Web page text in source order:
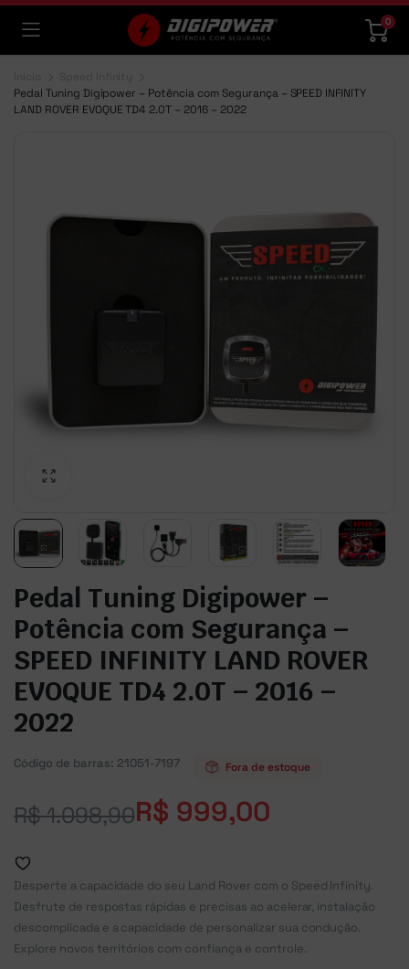
0
Pedal Tuning Digipower – Potência com Segurança – SPEED INFINITY
LAND ROVER EVOQUE TD4 2.0T – 2016 – 2022
Pedal Tuning Digipower –
Potência com Segurança –
SPEED INFINITY LAND ROVER
EVOQUE TD4 2.0T – 2016 –
2022
Código de barras: 21051-7197 Fora de estoque
R$1.098,90R$ 999,00
Desperte a capacidade do seu Land Rover com o Speed Infinity.
Desfrute de respostas rápidas e precisas ao acelerar, instalação
descomplicada e a capacidade de personalizar sua condução.
Explore novos territórios com confiança e controle.